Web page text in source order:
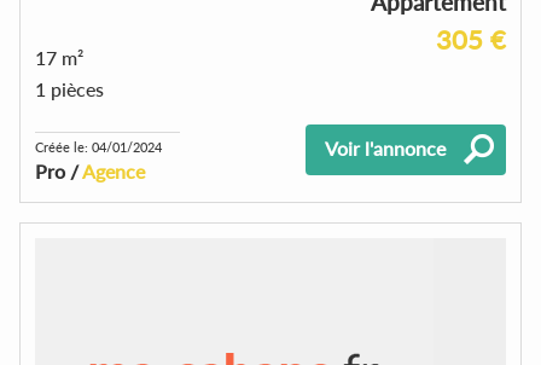
305 €
17 m²
1 pièces
Créée le: 04/01/2024
Pro /Agence
Voir l'annonce